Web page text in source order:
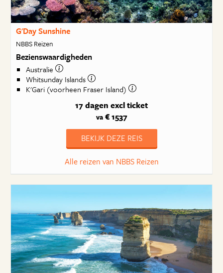
G'Day Sunshine
NBBS Reizen
Bezienswaardigheden
Australie
Whitsunday Islands
K'Gari (voorheen Fraser Island)
17 dagen excl ticket
va€ 1537
BEKIJK DEZE REIS
Alle reizen van NBBS Reizen